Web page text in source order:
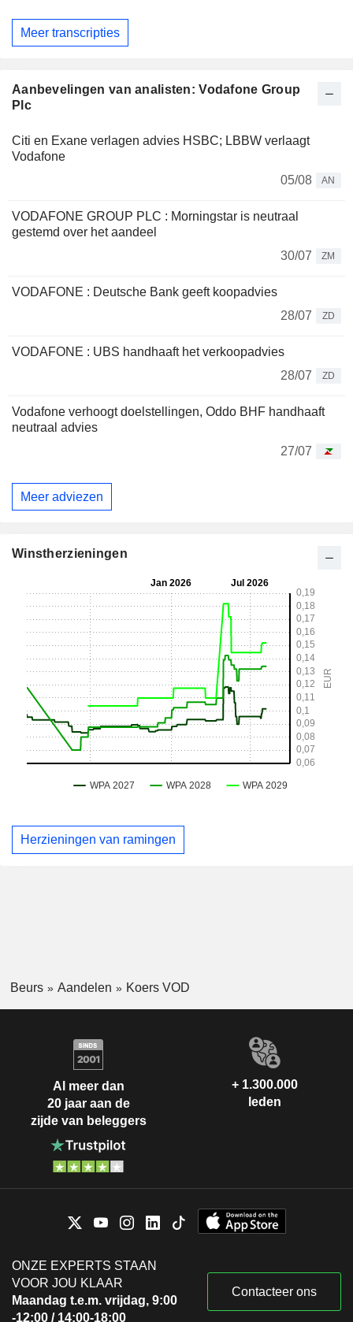
Meer transcripties
Aanbevelingen van analisten: Vodafone Group
Plc
Citi en Exane verlagen advies HSBC; LBBW verlaagt
Vodafone
05/08
AN
VODAFONE GROUP PLC : Morningstar is neutraal
gestemd over het aandeel
30/07
ZM
VODAFONE : Deutsche Bank geeft koopadvies
28/07
ZD
VODAFONE : UBS handhaaft het verkoopadvies
28/07
ZD
Vodafone verhoogt doelstellingen, Oddo BHF handhaaft
neutraal advies
27/07
Meer adviezen
Winstherzieningen
Herzieningen van ramingen
Beurs Aandelen Koers VOD
Al meer dan
20 jaar aan de
zijde van beleggers
+ 1.300.000
leden
ONZE EXPERTS STAAN
VOOR JOU KLAAR
Maandag t.e.m. vrijdag, 9:00
-12:00 / 14:00-18:00
Contacteer ons